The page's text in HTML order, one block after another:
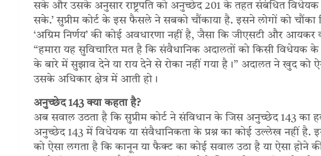
सके और उसके अनुसार राष्ट्रपति को अनुच्छेद 201 के तहत संबं‍धित विधेयक
सके.’ सुप्रीम कोर्ट के इस फैसले ने सबको चौंकाया है. इसने लोगों को चौंका
‘अग्रिम निर्णय’ की कोई अवधारणा नहीं है, जैसा कि जीएसटी और
“हमारा यह सुविचारित मत है कि संवैधानिक अदालतों को किसी
के बारे में सुझाव देने या राय देने से रोका नहीं गया है।” अदालत ने खुद को
उसके अधिकार क्षेत्र में आती हो।
अनुच्‍छेद 143 क्‍या कहता है?
अब सवाल उठता है कि सुप्रीम कोर्ट ने संविधान के जिस अनुच्‍छेद 143 का
अनुच्छेद 143 में विधेयक या संवैधानिकता के प्रश्न का कोई उल्लेख नहीं है.
को ऐसा लगता है कि कानून या फैक्‍ट का कोई सवाल उठा है या ऐसा होने